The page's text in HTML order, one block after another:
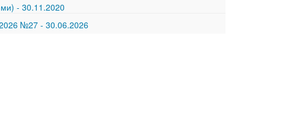
- 30.11.2020
№27 - 30.06.2026